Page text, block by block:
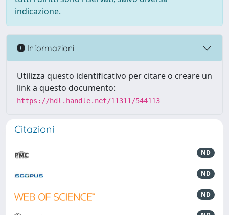
indicazione.
Informazioni
Utilizza questo identificativo per citare o creare un
link a questo documento:
https://hdl.handle.net/11311/544113
Citazioni
ND
ND
ND